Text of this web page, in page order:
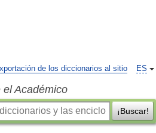
ES
de los diccionarios al sitio
Académico
¡Buscar!